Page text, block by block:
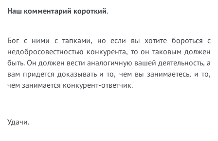
Наш комментарий короткий.
Бог с ними с тапками, но если вы хотите бороться с
недобросовестностью конкурента, то он таковым должен
быть. Он должен вести аналогичную вашей деятельность, а
вам придется доказывать и то, чем вы занимаетесь, и то,
чем занимается конкурент-ответчик.
Удачи.